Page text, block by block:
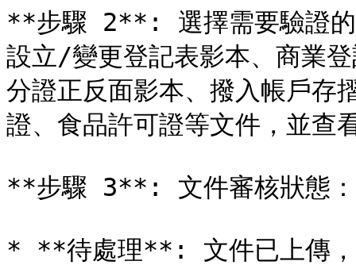
**步驟 2**: 選擇需要驗證的
設立/變更登記表影本、商業
分證正反面影本、撥入帳戶存
證、食品許可證等文件，並查
**步驟 3**: 文件審核狀態：
* **待處理**: 文件已上傳，